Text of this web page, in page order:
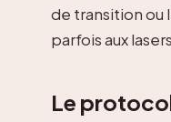
de transition ou
parfois aux
Le